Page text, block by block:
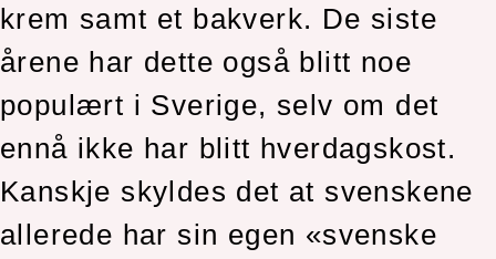
krem samt et bakverk. De siste
årene har dette også blitt noe
populært i Sverige, selv om det
ennå ikke har blitt hverdagskost.
Kanskje skyldes det at svenskene
allerede har sin egen «svenske